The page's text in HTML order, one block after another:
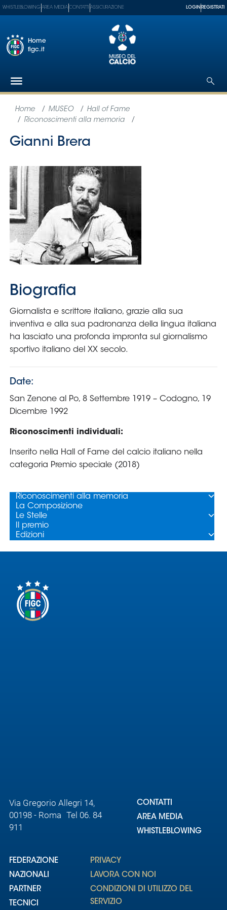
Federazione
Partner
SGS
Paralimpico
Serie
A
Women
Serie
Femminile
del
Calcio
Shop
I
partner
delle
Whistleblowing
Media
Contatti
WHISTLEBLOWING AREA MEDIA CONTATTI ASSICURAZIONE LOGIN REGISTRATI
Home
figc.it
Via Gregorio Allegri 14,
00198 - Roma Tel 06. 84
911
CONTATTI
AREA MEDIA
WHISTLEBLOWING
FEDERAZIONE
NAZIONALI
PARTNER
TECNICI
PRIVACY
LAVORA CON NOI
CONDIZIONI DI UTILIZZO DEL
SERVIZIO